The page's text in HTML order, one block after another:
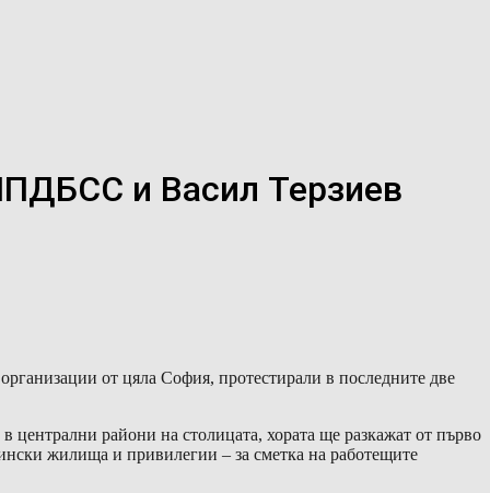
и Васил Терзиев
от цяла София, протестирали в последните две
райони на столицата, хората ще разкажат от първо
жилища и привилегии – за сметка на работещите